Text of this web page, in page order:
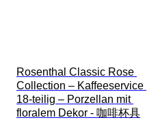
Rosenthal Classic Rose
Collection – Kaffeeservice
18-teilig – Porzellan mit
floralem Dekor - 咖啡杯具